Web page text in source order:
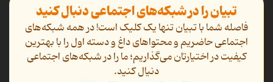
تبیان را در شبکه‌های اجتماعی دنبال کنید
فاصله شما با تبیان تنها یک کلیک است! در همه شبکه‌های
اجتماعی حاضریم و محتواهای داغ و دسته اول را با بهترین
کیفیت در اختیارتان می‌گذاریم؛ ما را در شبکه‌های اجتماعی
دنیال کنید.